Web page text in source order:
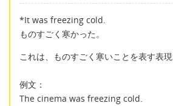
*It was freezing cold.
ものすごく寒かった。
これは、ものすごく寒いことを表す表現
例文：
The cinema was freezing cold.